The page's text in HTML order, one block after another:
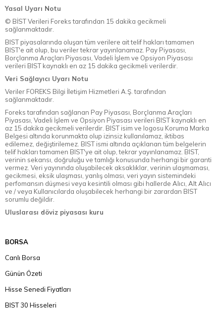
Yasal Uyarı Notu
© BİST Verileri Foreks tarafından 15 dakika gecikmeli
sağlanmaktadır.
BIST piyasalarında oluşan tüm verilere ait telif hakları tamamen
BIST'e ait olup, bu veriler tekrar yayınlanamaz. Pay Piyasası,
Borçlanma Araçları Piyasası, Vadeli İşlem ve Opsiyon Piyasası
verileri BIST kaynaklı en az 15 dakika gecikmeli verilerdir.
Veri Sağlayıcı Uyarı Notu
Veriler FOREKS Bilgi İletişim Hizmetleri A.Ş. tarafından
sağlanmaktadır.
Foreks tarafından sağlanan Pay Piyasası, Borçlanma Araçları
Piyasası, Vadeli İşlem ve Opsiyon Piyasası verileri BIST kaynaklı en
az 15 dakika gecikmeli verilerdir. BIST isim ve logosu Koruma Marka
Belgesi altında korunmakta olup izinsiz kullanılamaz, iktibas
edilemez, değiştirilemez. BIST ismi altında açıklanan tüm belgelerin
telif hakları tamamen BIST'ye ait olup, tekrar yayınlanamaz. BIST,
verinin sekansı, doğruluğu ve tamlığı konusunda herhangi bir garanti
vermez. Veri yayınında oluşabilecek aksaklıklar, verinin ulaşmaması,
gecikmesi, eksik ulaşması, yanlış olması, veri yayın sistemindeki
perfomansın düşmesi veya kesintili olması gibi hallerde Alıcı, Alt Alıcı
ve / veya Kullanıcılarda oluşabilecek herhangi bir zarardan BIST
sorumlu değildir.
Uluslarası döviz piyasası kuru
BORSA
Canlı Borsa
Günün Özeti
Hisse Senedi Fiyatları
BIST 30 Hisseleri